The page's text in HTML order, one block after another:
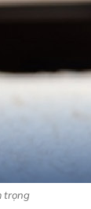
trọng